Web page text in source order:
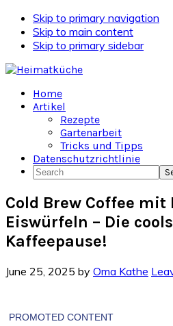
Skip to primary navigation
Skip to main content
Skip to primary sidebar
Home
Artikel
Rezepte
Gartenarbeit
Tricks und Tipps
Datenschutzrichtlinie
Search
Cold Brew Coffee mit
Eiswürfeln – Die
Kaffeepause!
June 25, 2025 by Oma Kathe